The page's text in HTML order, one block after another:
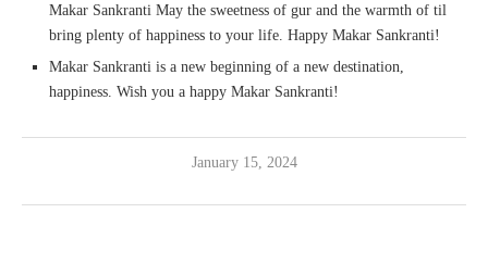
Makar Sankranti May the sweetness of gur and the warmth of til
bring plenty of happiness to your life. Happy Makar Sankranti!
Makar Sankranti is a new beginning of a new destination,
happiness. Wish you a happy Makar Sankranti!
January 15, 2024